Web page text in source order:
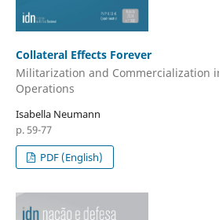
Collateral Effects Forever
Militarization and Commercialization
Operations
Isabella Neumann
p. 59-77
PDF (English)